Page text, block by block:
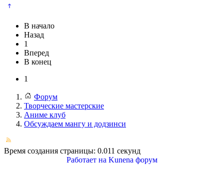
В начало
Назад
1
Вперед
В конец
1
Форум
Творческие мастерские
Аниме клуб
Обсуждаем мангу и додзинси
Время создания страницы: 0.011 секунд
Работает на Kunena форум